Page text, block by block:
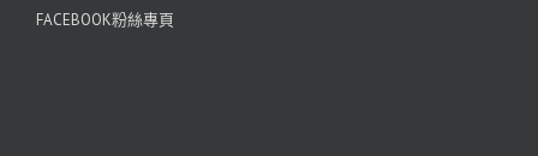
FACEBOOK粉絲專頁